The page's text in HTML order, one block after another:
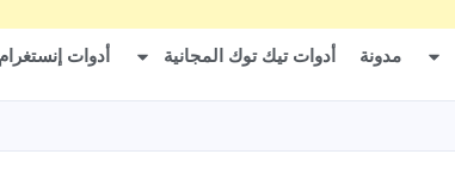
مدونة أدوات تيك توك المجانية أدوات